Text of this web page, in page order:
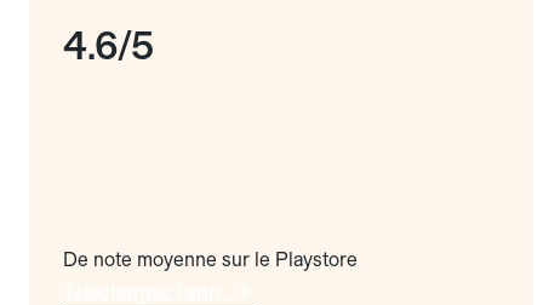
4.6/5
De note moyenne sur le Playstore